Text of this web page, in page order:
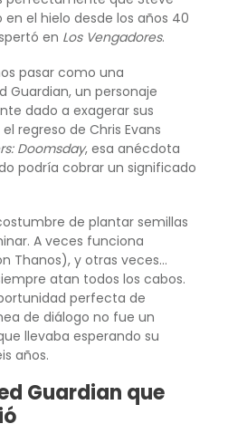
el hielo desde los años 40
en Los Vengadores.
pasar como una
Guardian, un personaje
dado a exagerar sus
regreso de Chris Evans
Doomsday, esa anécdota
podría cobrar un significado
de plantar semillas
A veces funciona
Thanos), y otras veces…
atan todos los cabos.
perfecta de
de diálogo no fue un
llevaba esperando su
años.
Guardian que